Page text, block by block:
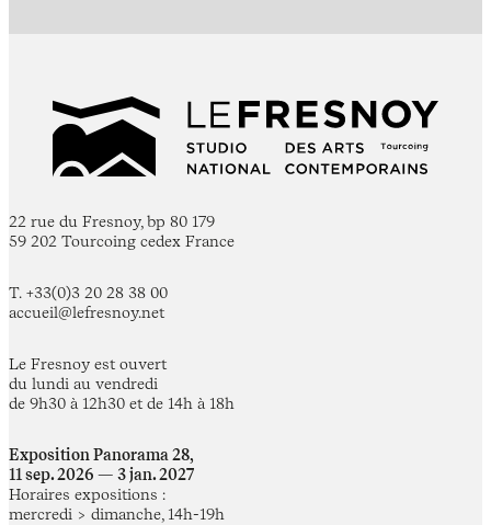
22 rue du Fresnoy, bp 80 179
59 202 Tourcoing cedex France
T. +33(0)3 20 28 38 00
accueil@lefresnoy.net
Le Fresnoy est ouvert
du lundi au vendredi
de 9h30 à 12h30 et de 14h à 18h
Exposition Panorama 28,
11 sep. 2026 — 3 jan. 2027
Horaires expositions :
mercredi > dimanche, 14h-19h